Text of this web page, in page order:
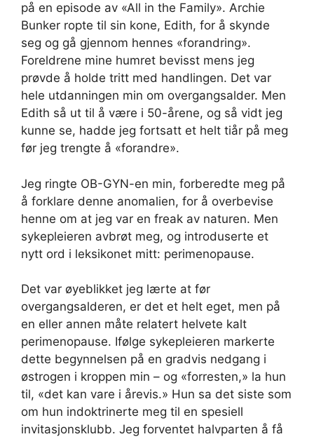
på en episode av «All in the Family». Archie
Bunker ropte til sin kone, Edith, for å skynde
seg og gå gjennom hennes «forandring».
Foreldrene mine humret bevisst mens jeg
prøvde å holde tritt med handlingen. Det var
hele utdanningen min om overgangsalder. Men
Edith så ut til å være i 50-årene, og så vidt jeg
kunne se, hadde jeg fortsatt et helt tiår på meg
før jeg trengte å «forandre».
Jeg ringte OB-GYN-en min, forberedte meg på
å forklare denne anomalien, for å overbevise
henne om at jeg var en freak av naturen. Men
sykepleieren avbrøt meg, og introduserte et
nytt ord i leksikonet mitt: perimenopause.
Det var øyeblikket jeg lærte at før
overgangsalderen, er det et helt eget, men på
en eller annen måte relatert helvete kalt
perimenopause. Ifølge sykepleieren markerte
dette begynnelsen på en gradvis nedgang i
østrogen i kroppen min – og «forresten,» la hun
til, «det kan vare i årevis.» Hun sa det siste som
om hun indoktrinerte meg til en spesiell
invitasjonsklubb. Jeg forventet halvparten å få